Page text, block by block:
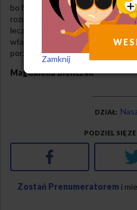
bo Narcyz nie chce i nie musi
rozumieć piętaszkoepiki. Narcyz
lecz tylko w sobie. W globalnej
własne odbicie. Może więc, drogi
porzucić tę służbę”?
Magdalena Bieńczak
DZIAŁ
PODZIEL SIĘ
Facebook
Zostań Prenumeratorem i
Zamknij